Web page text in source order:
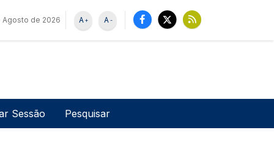
Agosto de 2026 -
A
+
A
de utilizador
Sessão